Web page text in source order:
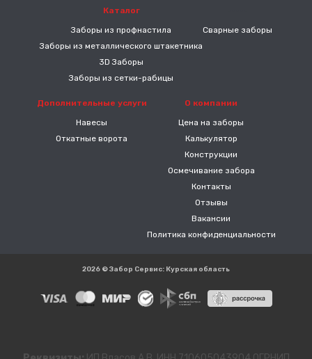
Каталог
Заборы из профнастила
Заборы из металлического штакетника
3D Заборы
Заборы из сетки-рабицы
Сварные заборы
Дополнительные услуги
Навесы
Откатные ворота
О компании
Цена на заборы
Калькулятор
Конструкции
Осмечивание забора
Контакты
Отзывы
Вакансии
Политика конфиденциальности
2026 © Забор Сервис: Курская область